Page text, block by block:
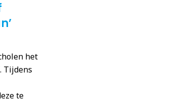
het
Tijdens
te